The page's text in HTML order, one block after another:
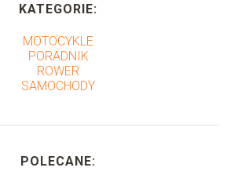
KATEGORIE:
MOTOCYKLE
PORADNIK
ROWER
SAMOCHODY
POLECANE: